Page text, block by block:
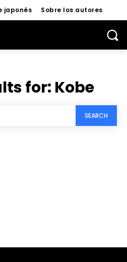
japonés Sobre los autores
for: Kobe
SEARCH